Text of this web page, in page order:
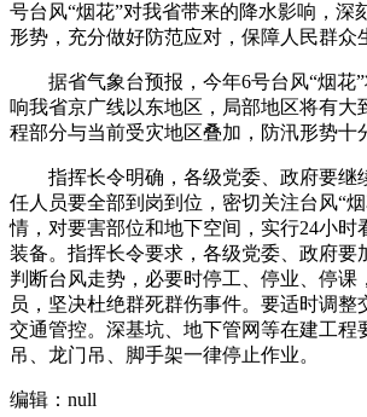
号台风“烟花”对我省带来的降水影响，深
形势，充分做好防范应对，保障人民群众
据省气象台预报，今年6号台风“烟花”
响我省京广线以东地区，局部地区将有大
程部分与当前受灾地区叠加，防汛形势十
指挥长令明确，各级党委、政府要继
任人员要全部到岗到位，密切关注台风“
情，对要害部位和地下空间，实行24小时
装备。指挥长令要求，各级党委、政府要
判断台风走势，必要时停工、停业、停课
员，坚决杜绝群死群伤事件。要适时调整
交通管控。深基坑、地下管网等在建工程
吊、龙门吊、脚手架一律停止作业。
编辑：null